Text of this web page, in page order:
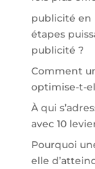
publicité en
étapes
publicité ?
Comment
optimise-t-
À qui
avec 10
Pourquoi
elle